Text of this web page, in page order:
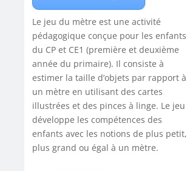
Le jeu du mètre est une activité
pédagogique conçue pour les enfants
du CP et CE1 (première et deuxième
année du primaire). Il consiste à
estimer la taille d’objets par rapport à
un mètre en utilisant des cartes
illustrées et des pinces à linge. Le jeu
développe les compétences des
enfants avec les notions de plus petit,
plus grand ou égal à un mètre.